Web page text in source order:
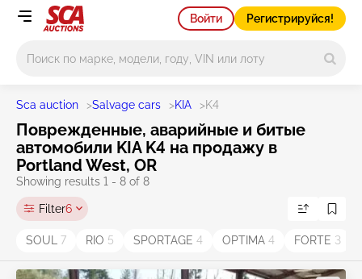
Войти Регистрируйся!
Sca auction >Salvage cars >KIA >K4
Поврежденные, аварийные и битые
автомобили KIA K4 на продажу в
Portland West, OR
Showing results 1 - 8 of 8
Filter6
SOUL 7 RIO 5 SPORTAGE 4 OPTIMA 4 FORTE 3